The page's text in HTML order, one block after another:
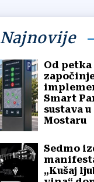
Najnovije
Od petka
Smart
sustava
Mostaru
Sedmo
„Kušaj